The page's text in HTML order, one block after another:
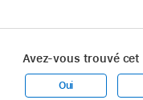
Avez-vous trouvé
Oui